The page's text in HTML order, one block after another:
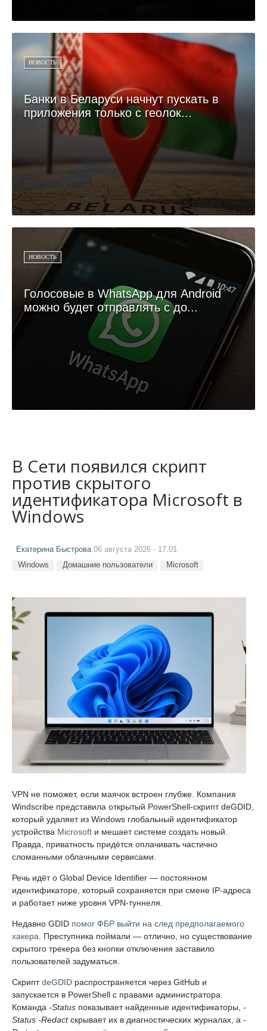
НОВОСТЬ
Банки в Беларуси начнут пускать в
приложения только с геолок...
НОВОСТЬ
Голосовые в WhatsApp для Android
можно будет отправлять с до...
В Сети появился скрипт
против скрытого
идентификатора Microsoft в
Windows
Екатерина Быстрова06 августа 2026 - 17:01
Windows Домашние пользователи Microsoft
VPN не поможет, если маячок встроен глубже. Компания
Windscribe представила открытый PowerShell-скрипт deGDID,
который удаляет из Windows глобальный идентификатор
устройства Microsoft и мешает системе создать новый.
Правда, приватность придётся оплачивать частично
сломанными облачными сервисами.
Речь идёт о Global Device Identifier — постоянном
идентификаторе, который сохраняется при смене IP-адреса
и работает ниже уровня VPN-туннеля.
Недавно GDID помог ФБР выйти на след предполагаемого
хакера . Преступника поймали — отлично, но существование
скрытого трекера без кнопки отключения заставило
пользователей задуматься.
СкриптdeGDID распространяется через GitHub и
запускается в PowerShell с правами администратора.
Команда -Status показывает найденные идентификаторы, -
Status -Redactскрывает их в диагностических журналах, а -